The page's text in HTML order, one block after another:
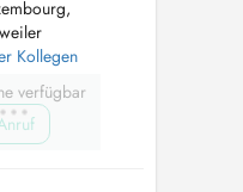
Kollegen
verfügbar